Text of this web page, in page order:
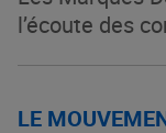
l’écoute des
LE